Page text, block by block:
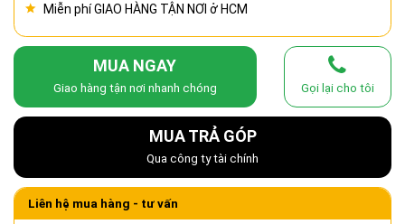
Miễn phí GIAO HÀNG TẬN NƠI ở HCM
MUA NGAY
Giao hàng tận nơi nhanh chóng Gọi lại cho tôi
MUA TRẢ GÓP
Qua công ty tài chính
Liên hệ mua hàng - tư vấn